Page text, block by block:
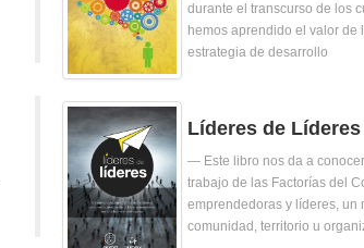
durante el transcurso de los
hemos aprendido el valor de
estrategia de desarrollo
Líderes de Líderes
Este libro nos da a
trabajo de las Factorías del
emprendedoras y líderes,
comunidad, territorio u